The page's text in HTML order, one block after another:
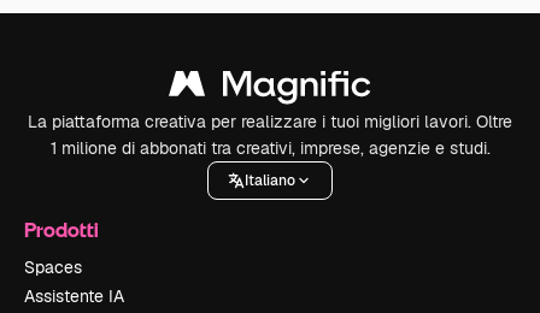
La piattaforma creativa per realizzare i tuoi migliori lavori. Oltre
1 milione di abbonati tra creativi, imprese, agenzie e studi.
Italiano
Prodotti
Spaces
Assistente IA